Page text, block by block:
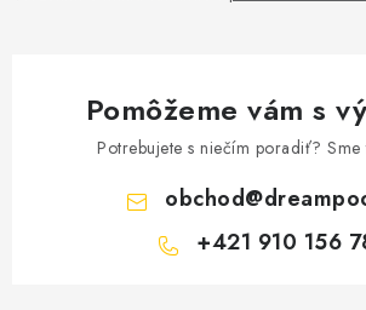
Pomôžeme vám s
Potrebujete s niečím poradiť? Sme
obchod@
+421 910 156